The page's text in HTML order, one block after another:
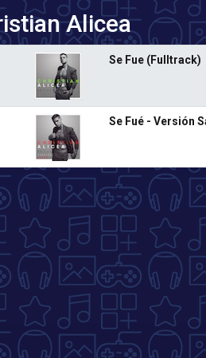
Alicea
Se Fue (Fulltrack)
Se Fué - Versión